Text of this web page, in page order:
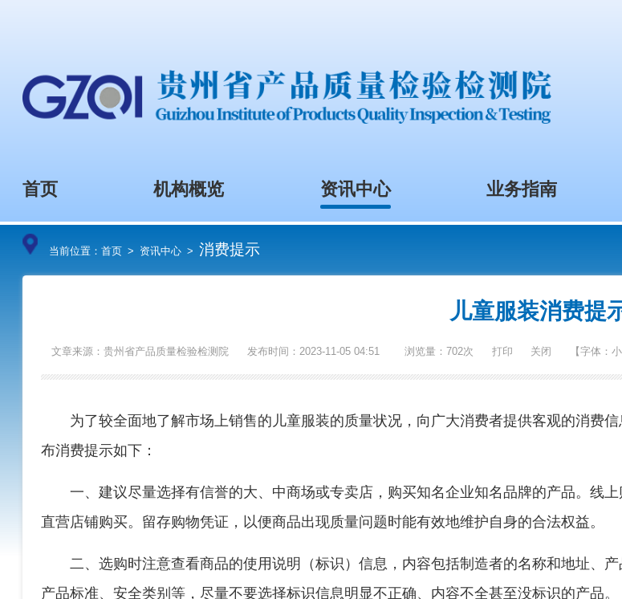
首页 机构概览 资讯中心 业务指南
当前位置：首页>资讯中心>消费提示
文章来源：贵州省产品质量检验检测院 发布时间：2023-11-05 04:51 浏览量：702次 打印 关闭
为了较全面地了解市场上销售的儿童服装的质量状况，向广大消费者提供客
布消费提示如下：
一、建议尽量选择有信誉的大、中商场或专卖店，购买知名企业知名品牌的
直营店铺购买。留存购物凭证，以便商品出现质量问题时能有效地维护自身的合法